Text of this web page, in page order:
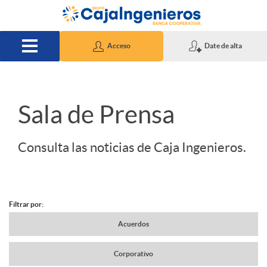
Saltar al contenido principal
Acceso Date de alta
S
Sala de Prensa
Consulta las noticias de Caja Ingenieros.
N
Filtrar por:
Acuerdos
Corporativo